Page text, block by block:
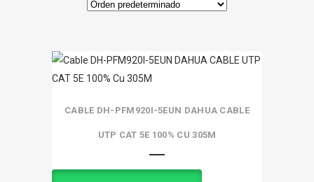
CABLE DH-PFM920I-5EUN DAHUA CABLE
UTP CAT 5E 100% CU 305M